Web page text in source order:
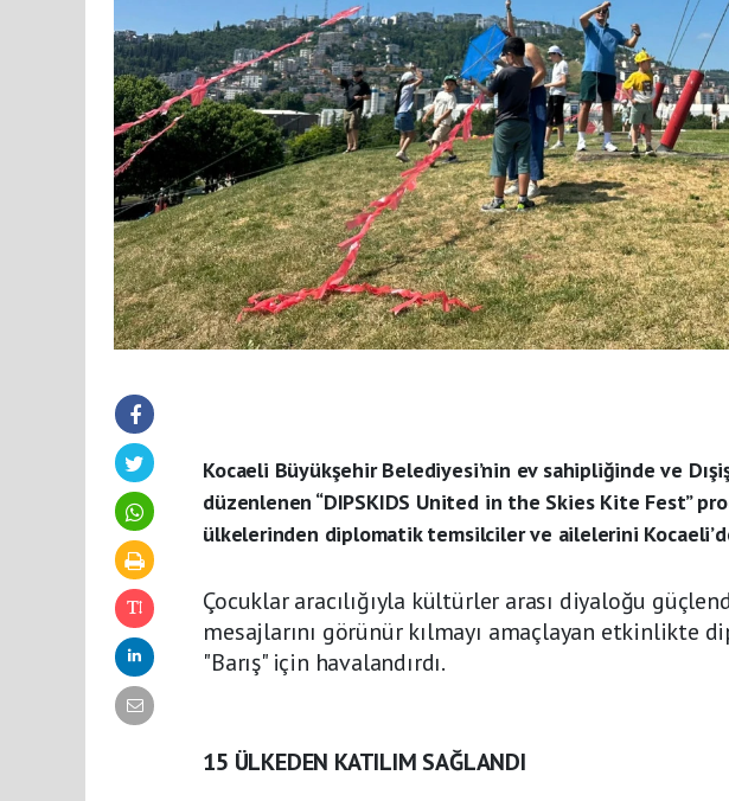
Kocaeli Büyükşehir Belediyesi’nin ev sahipliğinde ve
düzenlenen “DIPSKIDS United in the Skies Kite Fest”
ülkelerinden diplomatik temsilciler ve ailelerini
Çocuklar aracılığıyla kültürler arası diyaloğu
mesajlarını görünür kılmayı amaçlayan etkinlikte
"Barış" için havalandırdı.
15 ÜLKEDEN KATILIM SAĞLANDI